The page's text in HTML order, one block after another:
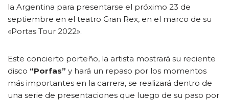
la Argentina para presentarse el próximo 23 de
septiembre en el teatro Gran Rex, en el marco de su
«Portas Tour 2022».
Este concierto porteño, la artista mostrará su reciente
disco “Porfas” y hará un repaso por los momentos
más importantes en la carrera, se realizará dentro de
una serie de presentaciones que luego de su paso por